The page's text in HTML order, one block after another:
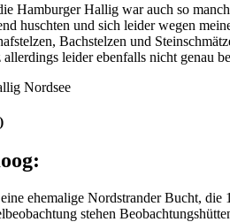
Hamburger Hallig war auch so
huschten und sich leider wegen
Bachstelzen und
leider ebenfalls nicht genau
ehemalige Nordstrander Bucht,
stehen